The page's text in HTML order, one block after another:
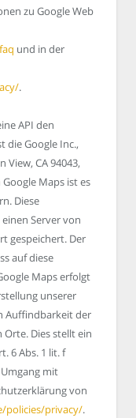
zu Google Web
und in der
.
API den
die Google Inc.,
CA 94043,
Maps ist es
Diese
Server von
gespeichert. Der
auf diese
Maps erfolgt
unserer
Auffindbarkeit der
Dies stellt ein
6 Abs. 1 lit. f
mit
von
policies/privacy/.